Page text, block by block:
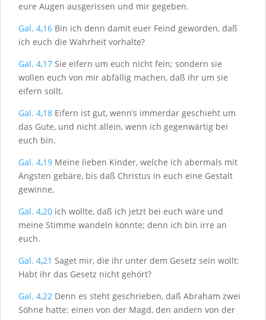
eure Augen ausgerissen und mir gegeben.
Gal. 4,16 Bin ich denn damit euer Feind geworden, daß
ich euch die Wahrheit vorhalte?
Gal. 4,17 Sie eifern um euch nicht fein; sondern sie
wollen euch von mir abfällig machen, daß ihr um sie
eifern sollt.
Gal. 4,18 Eifern ist gut, wenn’s immerdar geschieht um
das Gute, und nicht allein, wenn ich gegenwärtig bei
euch bin.
Gal. 4,19 Meine lieben Kinder, welche ich abermals mit
Ängsten gebäre, bis daß Christus in euch eine Gestalt
gewinne,
Gal. 4,20 ich wollte, daß ich jetzt bei euch wäre und
meine Stimme wandeln könnte; denn ich bin irre an
euch.
Gal. 4,21 Saget mir, die ihr unter dem Gesetz sein wollt:
Habt ihr das Gesetz nicht gehört?
Gal. 4,22 Denn es steht geschrieben, daß Abraham zwei
Söhne hatte: einen von der Magd, den andern von der